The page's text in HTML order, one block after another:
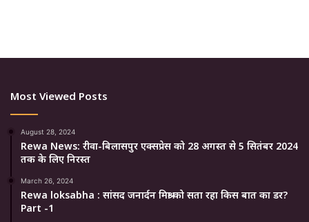
Most Viewed Posts
August 28, 2024
Rewa News: रीवा-बिलासपुर एक्सप्रेस को 28 अगस्त से 5 सितंबर 2024
तक के लिए निरस्त
March 26, 2024
Rewa loksabha : सांसद जनार्दन मिश्रा को सता रहा किस बात का डर?
Part -1